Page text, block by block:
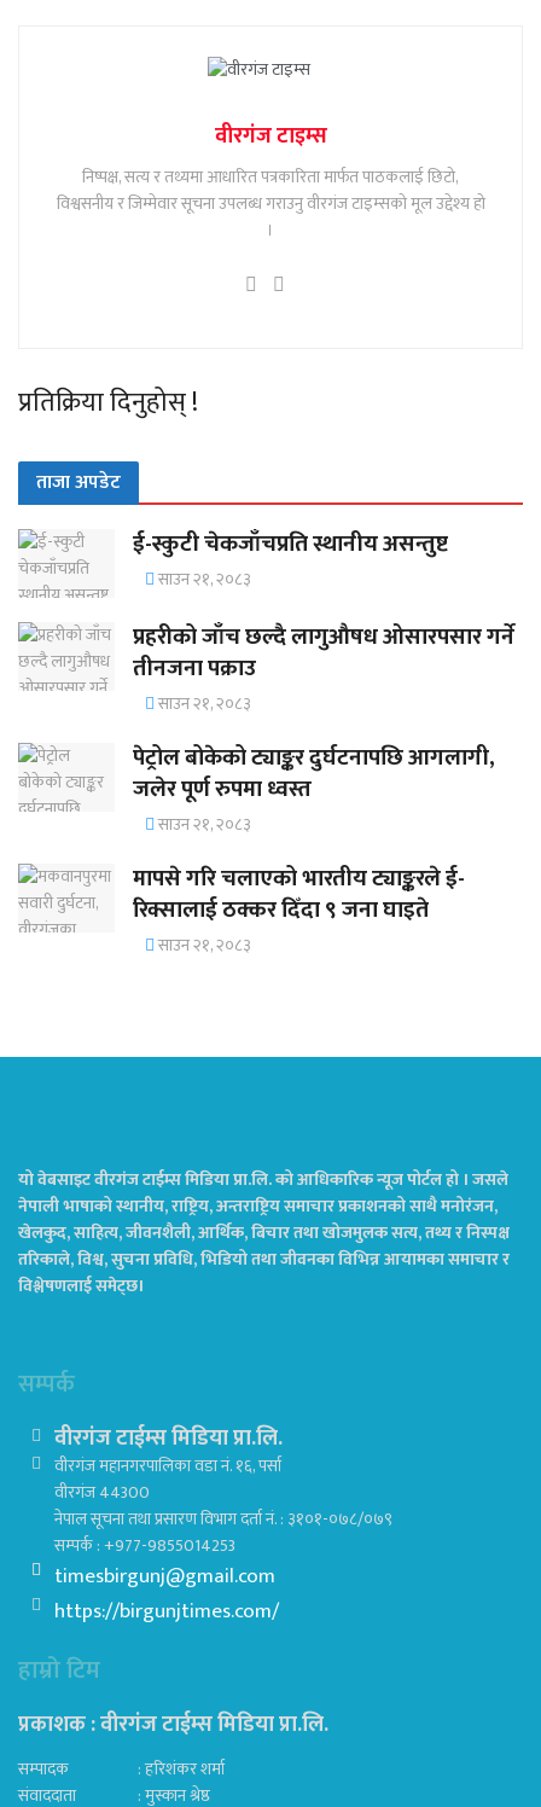
वीरगंज टाइम्स
निष्पक्ष, सत्य र तथ्यमा आधारित पत्रकारिता मार्फत पाठकलाई छिटो,
विश्वसनीय र जिम्मेवार सूचना उपलब्ध गराउनु वीरगंज टाइम्सको मूल उद्देश्य हो
।
प्रतिक्रिया दिनुहोस् !
ताजा अपडेट
ई-स्कुटी चेकजाँचप्रति स्थानीय असन्तुष्ट
साउन २१, २०८३
प्रहरीको जाँच छल्दै लागुऔषध ओसारपसार गर्ने
तीनजना पक्राउ
साउन २१, २०८३
पेट्रोल बोकेको ट्याङ्कर दुर्घटनापछि आगलागी,
जलेर पूर्ण रुपमा ध्वस्त
साउन २१, २०८३
मापसे गरि चलाएको भारतीय ट्याङ्करले ई-
रिक्सालाई ठक्कर दिँदा ९ जना घाइते
साउन २१, २०८३
यो वेबसाइट वीरगंज टाईम्स मिडिया प्रा.लि. को आधिकारिक न्यूज पोर्टल हो । जसले
नेपाली भाषाको स्थानीय, राष्ट्रिय, अन्तराष्ट्रिय समाचार प्रकाशनको साथै मनोरंजन,
खेलकुद, साहित्य, जीवनशैली, आर्थिक, बिचार तथा खोजमुलक सत्य, तथ्य र निस्पक्ष
तरिकाले, विश्व, सुचना प्रविधि, भिडियो तथा जीवनका विभिन्न आयामका समाचार र
विश्लेषणलाई समेट्छ।
सम्पर्क
वीरगंज टाईम्स मिडिया प्रा.लि.
वीरगंज महानगरपालिका वडा नं. १६, पर्सा
वीरगंज 44300
नेपाल सूचना तथा प्रसारण विभाग दर्ता नं. : ३१०१-०७८/०७९
सम्पर्क : +977-9855014253
timesbirgunj@gmail.com
https://birgunjtimes.com/
हाम्रो टिम
प्रकाशक : वीरगंज टाईम्स मिडिया प्रा‍.लि.
सम्पादक : हरिशंकर शर्मा
संवाददाता : मुस्कान श्रेष्ठ